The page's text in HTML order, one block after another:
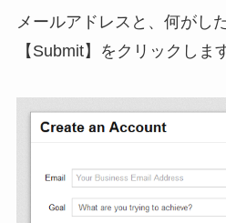
メールアドレスと、何がし
【Submit】をクリックしま